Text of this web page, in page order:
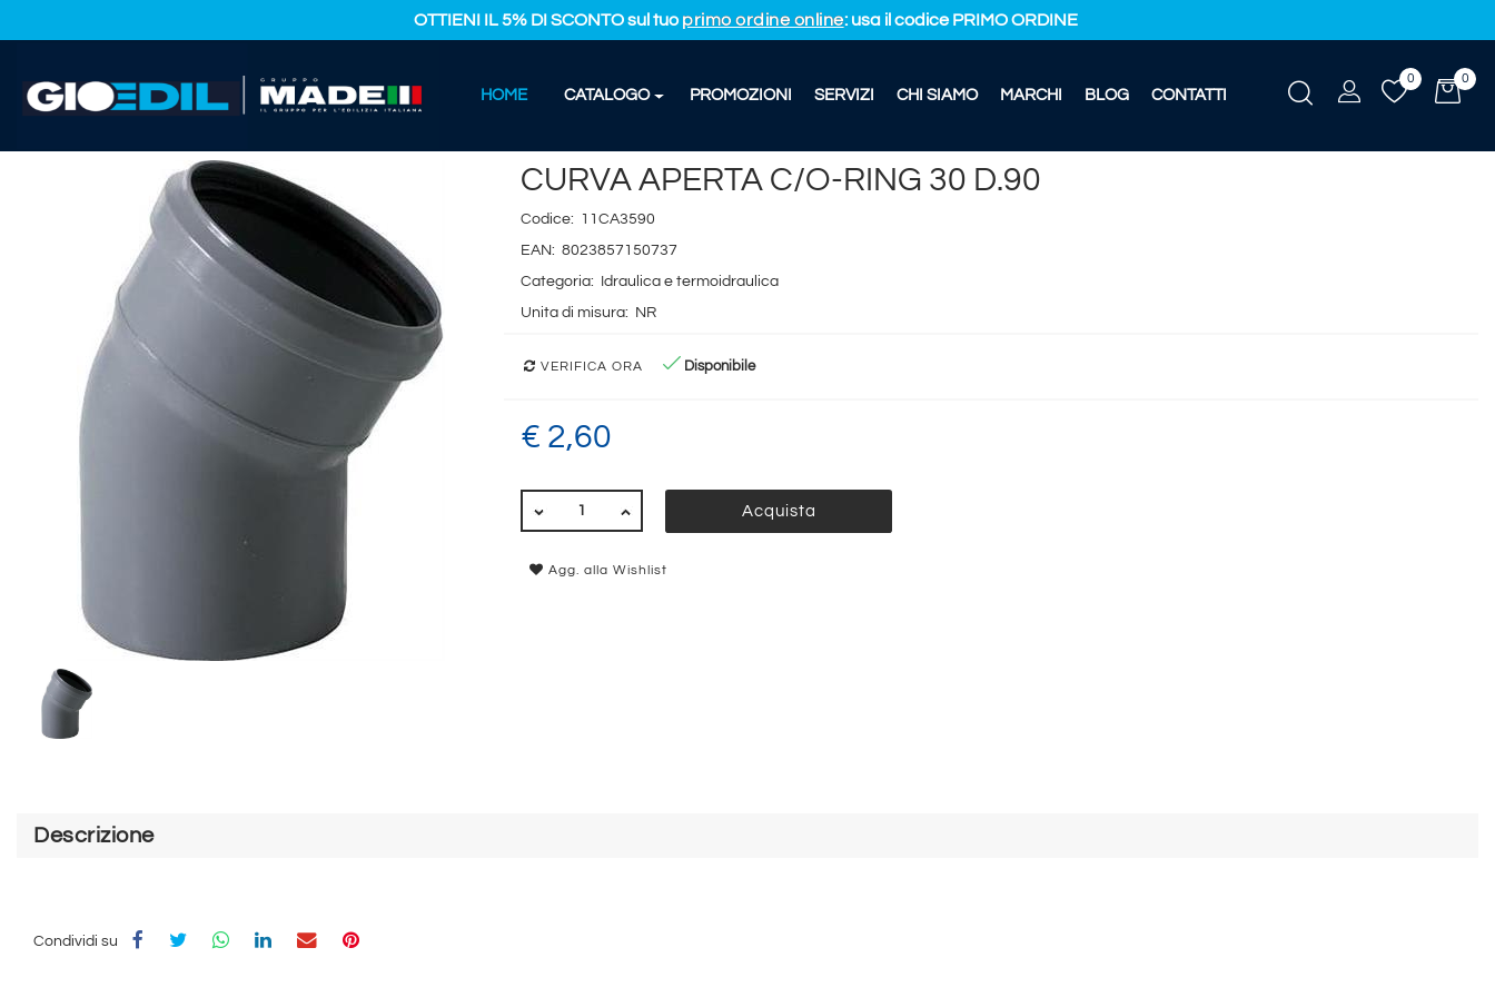
OTTIENI IL 5% DI SCONTO sul tuoprimo ordine online: usa il codice PRIMO ORDINE
HOME CATALOGO PROMOZIONI SERVIZI CHI SIAMO MARCHI BLOG CONTATTI
0
0
HOME
CATALOGO PRODOTTI IDRAULICA E TERMOIDRAULICA CURVA APERTA C/O-RING 30 D.90
CURVA APERTA C/O-RING 30 D.90
Codice:
11CA3590
EAN: 8023857150737
Categoria:
Idraulica e termoidraulica
Unita di misura:
NR
VERIFICA ORA Disponibile
€ 2,60
Acquista
Agg. alla Wishlist
Descrizione
Condividi su